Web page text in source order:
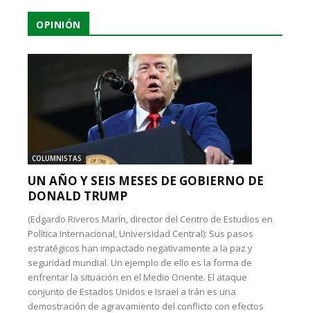
OPINIÓN
COLUMNISTAS
UN AÑO Y SEIS MESES DE GOBIERNO DE
DONALD TRUMP
(Edgardo Riveros Marín, director del Centro de Estudios en
Política Internacional, Universidad Central): Sus pasos
estratégicos han impactado negativamente a la paz y
seguridad mundial. Un ejemplo de ello es la forma de
enfrentar la situación en el Medio Oriente. El ataque
conjunto de Estados Unidos e Israel a Irán es una
demostración de agravamiento del conflicto con efectos